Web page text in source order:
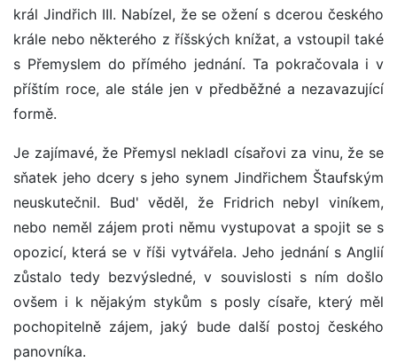
král Jindřich III. Nabízel, že se ožení s dcerou českého
krále nebo některého z říšských knížat, a vstoupil také
s Přemyslem do přímého jednání. Ta pokračovala i v
příštím roce, ale stále jen v předběžné a nezavazující
formě.
Je zajímavé, že Přemysl nekladl císařovi za vinu, že se
sňatek jeho dcery s jeho synem Jindřichem Štaufským
neuskutečnil. Bud' věděl, že Fridrich nebyl viníkem,
nebo neměl zájem proti němu vystupovat a spojit se s
opozicí, která se v říši vytvářela. Jeho jednání s Anglií
zůstalo tedy bezvýsledné, v souvislosti s ním došlo
ovšem i k nějakým stykům s posly císaře, který měl
pochopitelně zájem, jaký bude další postoj českého
panovníka.